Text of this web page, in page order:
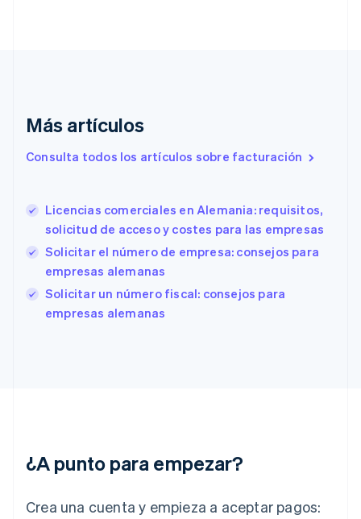
Más artículos
Consulta todos los artículos sobre facturación
Licencias comerciales en Alemania: requisitos,
solicitud de acceso y costes para las empresas
Solicitar el número de empresa: consejos para
empresas alemanas
Solicitar un número fiscal: consejos para
empresas alemanas
¿A punto para empezar?
Crea una cuenta y empieza a aceptar pagos:
English
English
España
Estados Unidos
EnglishEspañol简体中文
Estonia
Finlandia
EnglishSvenska
India
English